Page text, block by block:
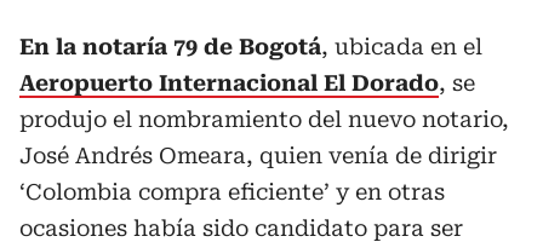
En la notaría 79 de Bogotá, ubicada en el
Aeropuerto Internacional El Dorado, se
produjo el nombramiento del nuevo notario,
José Andrés Omeara, quien venía de dirigir
‘Colombia compra eficiente’ y en otras
ocasiones había sido candidato para ser